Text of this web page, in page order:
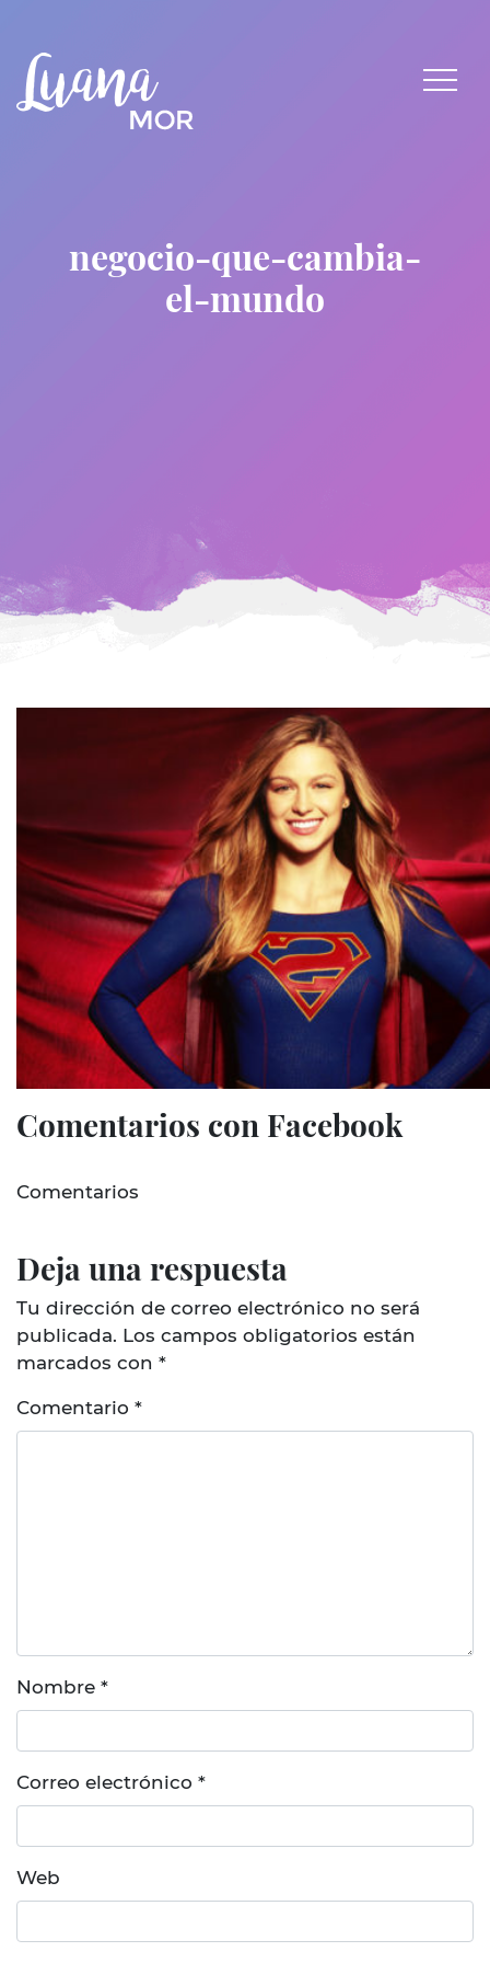
negocio-que-cambia-
el-mundo
Comentarios con Facebook
Comentarios
Deja una respuesta
Tu dirección de correo electrónico no será
publicada. Los campos obligatorios están
marcados con *
Comentario *
Nombre *
Correo electrónico *
Web